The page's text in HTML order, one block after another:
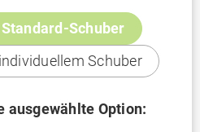
Schuber
Schuber
Option: